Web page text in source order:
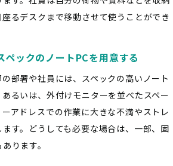
るデスクまで移動させて使うことができ
ペックのノートPCを用意する
部署や社員には、スペックの高いノート
るいは、外付けモニターを並べたスペー
アドレスでの作業に大きな不満やストレ
す。どうしても必要な場合は、一部、固
ります。